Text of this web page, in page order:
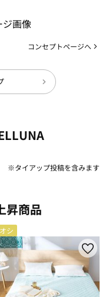
コンセプトページへ
※タイアップ投稿を含みます
昇商品
シ